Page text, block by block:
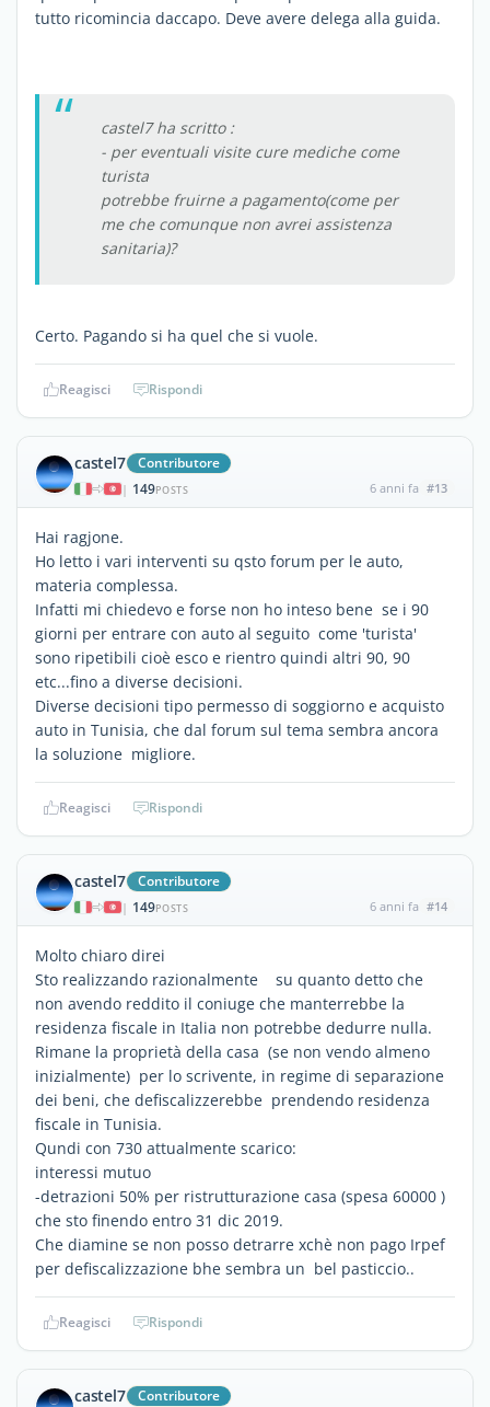
tutto ricomincia daccapo. Deve avere delega alla guida.
castel7 ha scritto :
- per eventuali visite cure mediche come
turista
potrebbe fruirne a pagamento(come per
me che comunque non avrei assistenza
sanitaria)?
Certo. Pagando si ha quel che si vuole.
Reagisci Rispondi
castel7 Contributore
| 149POSTS 6 anni fa #13
Hai ragjone.
Ho letto i vari interventi su qsto forum per le auto,
materia complessa.
Infatti mi chiedevo e forse non ho inteso bene se i 90
giorni per entrare con auto al seguito come 'turista'
sono ripetibili cioè esco e rientro quindi altri 90, 90
etc...fino a diverse decisioni.
Diverse decisioni tipo permesso di soggiorno e acquisto
auto in Tunisia, che dal forum sul tema sembra ancora
la soluzione migliore.
Reagisci Rispondi
castel7 Contributore
| 149POSTS 6 anni fa #14
Molto chiaro direi
Sto realizzando razionalmente su quanto detto che
non avendo reddito il coniuge che manterrebbe la
residenza fiscale in Italia non potrebbe dedurre nulla.
Rimane la proprietà della casa (se non vendo almeno
inizialmente) per lo scrivente, in regime di separazione
dei beni, che defiscalizzerebbe prendendo residenza
fiscale in Tunisia.
Qundi con 730 attualmente scarico:
interessi mutuo
-detrazioni 50% per ristrutturazione casa (spesa 60000 )
che sto finendo entro 31 dic 2019.
Che diamine se non posso detrarre xchè non pago Irpef
per defiscalizzazione bhe sembra un bel pasticcio..
Reagisci Rispondi
castel7 Contributore